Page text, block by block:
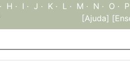
· H · I · J · K · L · M · N · O · P
[Ajuda]